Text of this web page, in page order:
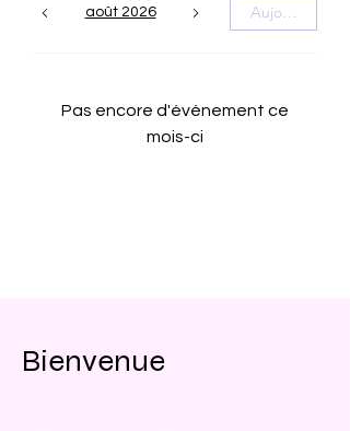
août 2026 Aujourd'hui
Pas encore d'événement ce
mois-ci
Bienvenue